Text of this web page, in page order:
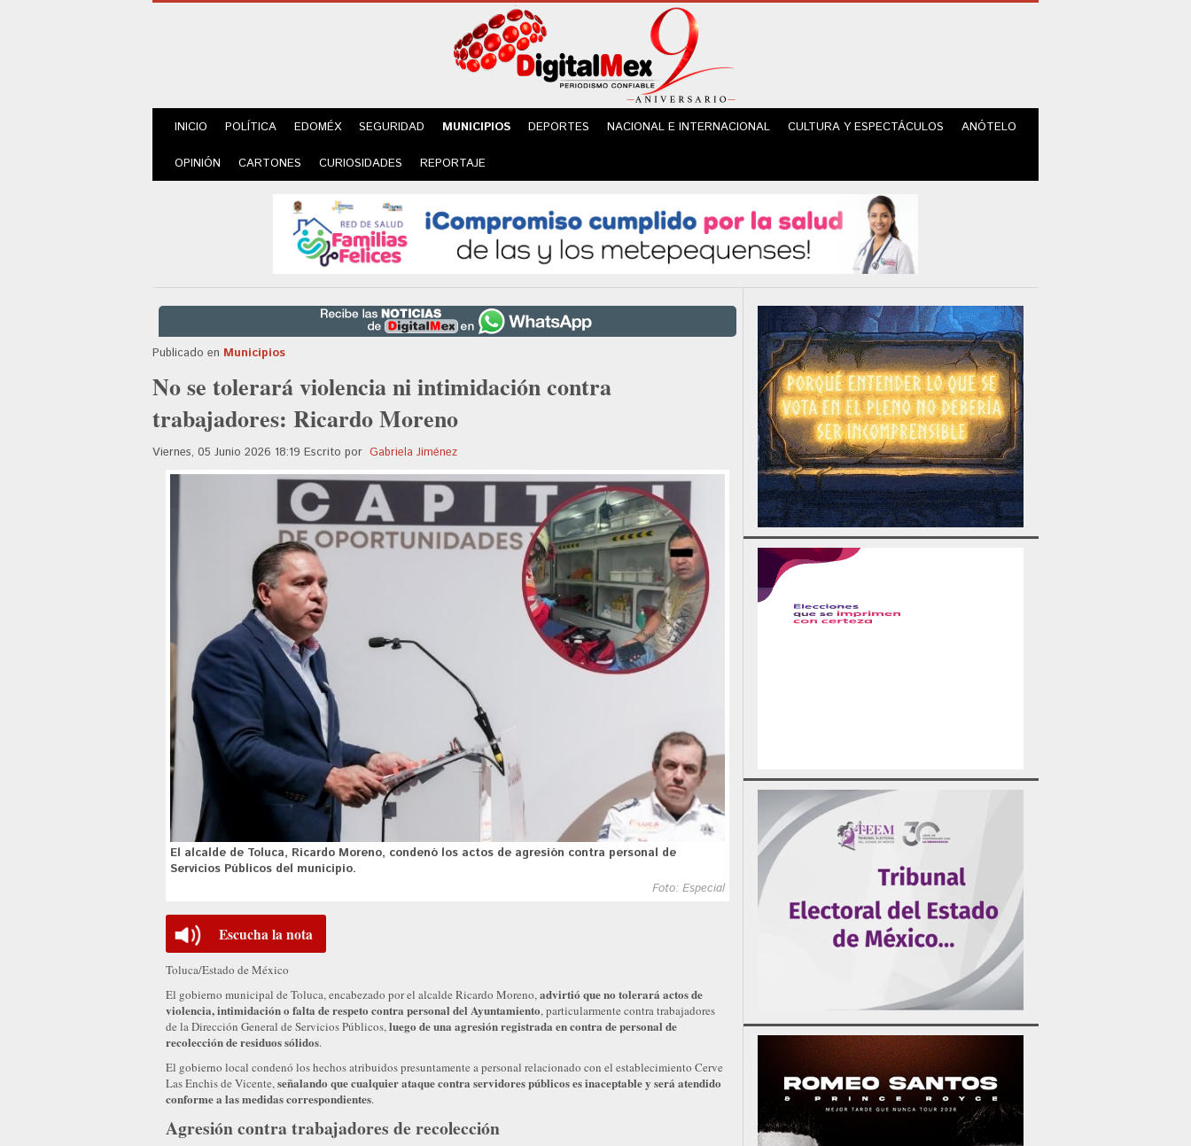
INICIO POLÍTICA EDOMÉX SEGURIDAD MUNICIPIOS DEPORTES NACIONAL E INTERNACIONAL CULTURA Y ESPECTÁCULOS ANÓTELO
OPINIÓN CARTONES CURIOSIDADES REPORTAJE
Publicado en Municipios
No se tolerará violencia ni intimidación contra
trabajadores: Ricardo Moreno
Viernes, 05 Junio 2026 18:19 Escrito por Gabriela Jiménez
El alcalde de Toluca, Ricardo Moreno, condenó los actos de agresión contra personal de
Servicios Públicos del municipio.
Foto: Especial
Escucha la nota
Toluca/Estado de México
El gobierno municipal de Toluca, encabezado por el alcalde Ricardo Moreno,advirtió que no tolerará actos de
violencia, intimidación o falta de respeto contra personal del Ayuntamiento, particularmente contra trabajadores
de la Dirección General de Servicios Públicos,luego de una agresión registrada en contra de personal de
recolección de residuos sólidos.
El gobierno local condenó los hechos atribuidos presuntamente a personal relacionado con el establecimiento Cerve
Las Enchis de Vicente,señalando que cualquier ataque contra servidores públicos es inaceptable y será atendido
conforme a las medidas correspondientes.
Agresión contra trabajadores de recolección